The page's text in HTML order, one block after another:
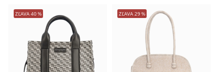
ZĽAVA 40% ZĽAVA 29%